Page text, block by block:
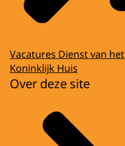
Vacatures Dienst van het
Koninklijk Huis
Over deze site